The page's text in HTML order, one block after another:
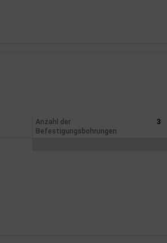
Anzahl der
Befestigungsbohrungen
3